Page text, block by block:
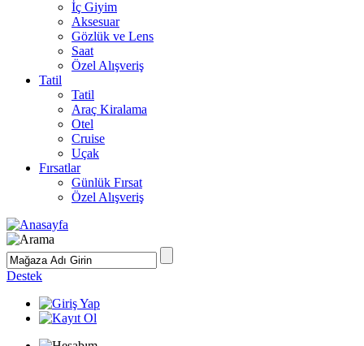
İç Giyim
Aksesuar
Gözlük ve Lens
Saat
Özel Alışveriş
Tatil
Tatil
Araç Kiralama
Otel
Cruise
Uçak
Fırsatlar
Günlük Fırsat
Özel Alışveriş
Destek